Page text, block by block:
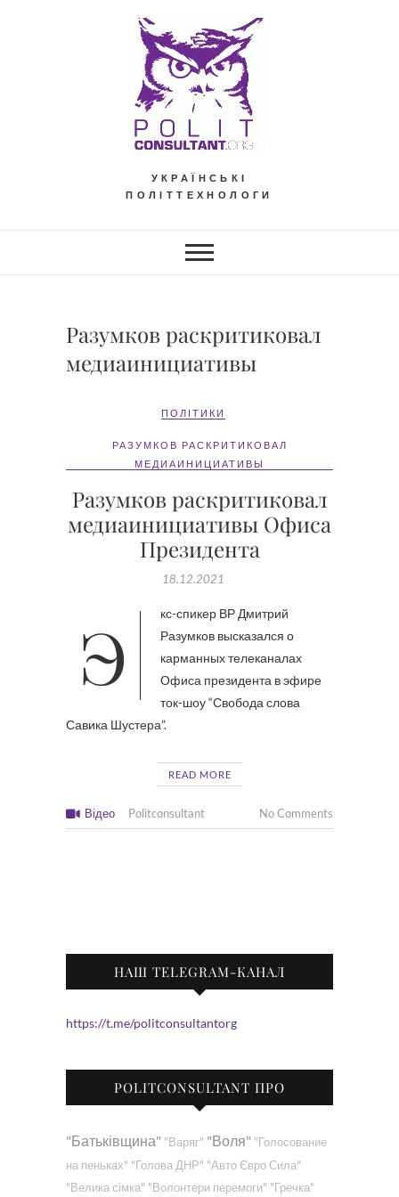
УКРАЇНСЬКІ
ПОЛІТТЕХНОЛОГИ
Разумков раскритиковал
медиаинициативы
ПОЛІТИКИ
РАЗУМКОВ РАСКРИТИКОВАЛ
МЕДИАИНИЦИАТИВЫ
Разумков раскритиковал
медиаинициативы Офиса
Президента
18.12.2021
Экс-спикер ВР Дмитрий
Разумков высказался о
карманных телеканалах
Офиса президента в эфире
ток-шоу “Свобода слова
Савика Шустера”.
READ MORE
Відео Politconsultant No Comments
НАШ TELEGRAM-КАНАЛ
https://t.me/politconsultantorg
POLITCONSULTANT ПРО
"Батьківщина" "Варяг" "Воля" "Голосование
на пеньках" "Голова ДНР" "Авто Євро Сила"
"Велика сімка" "Волонтери перемоги" "Гречка"